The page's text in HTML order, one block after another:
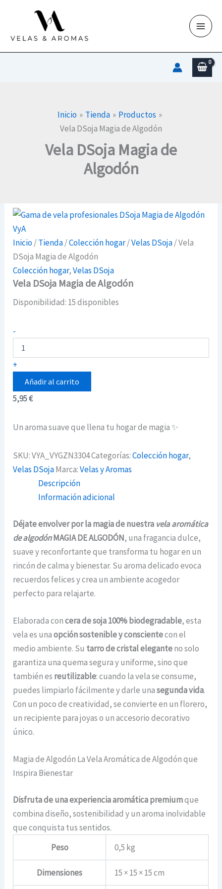
contenido
Inicio Tienda
Productos
Vela DSoja Magia de Algodón
Vela DSoja Magia de
Algodón
Inicio/Tienda/Colección hogar/Velas DSoja/ Vela
DSoja Magia de Algodón
Colección hogar,Velas DSoja
Vela DSoja Magia de Algodón
Disponibilidad: 15 disponibles
-
DSoja
Magia
de
Algodón
cantidad
+
Añadir al carrito
5,95€
Un aroma suave que llena tu hogar de magia ✨
SKU:VYA_VYGZN3304Categorías:Colección hogar,
Velas DSojaMarca:Velas y Aromas
Descripción
Información adicional
Déjate envolver por la magia de nuestra vela aromática
de algodónMAGIA DE ALGODÓN, una fragancia dulce,
suave y reconfortante que transforma tu hogar en un
rincón de calma y bienestar. Su aroma delicado evoca
recuerdos felices y crea un ambiente acogedor
perfecto para relajarte.
Elaborada concera de soja 100% biodegradable, esta
vela es unaopción sostenible y conscientecon el
medio ambiente. Su tarro de cristal eleganteno solo
garantiza una quema segura y uniforme, sino que
también es reutilizable: cuando la vela se consume,
puedes limpiarlo fácilmente y darle unasegunda vida.
Con un poco de creatividad, se convierte en un florero,
un recipiente para joyas o un accesorio decorativo
único.
Magia de Algodón La Vela Aromática de Algodón que
Inspira Bienestar
Disfruta de una experiencia aromática premiumque
combina diseño, sostenibilidad y un aroma inolvidable
que conquista tus sentidos.
Peso
0,5 kg
Dimensiones 15 × 15 × 15 cm